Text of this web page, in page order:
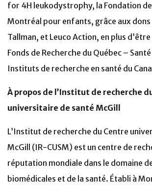
for 4H leukodystrophy, la Fondation de
Montréal pour enfants, grâce aux dons
Tallman, et Leuco Action, en plus
Fonds de Recherche du Québec –
Instituts de recherche en santé du
À propos de l’Institut de recherche
universitaire de santé McGill
L’Institut de recherche du Centre
McGill (IR-CUSM) est un centre de
réputation mondiale dans le domaine
biomédicales et de la santé. Établi à